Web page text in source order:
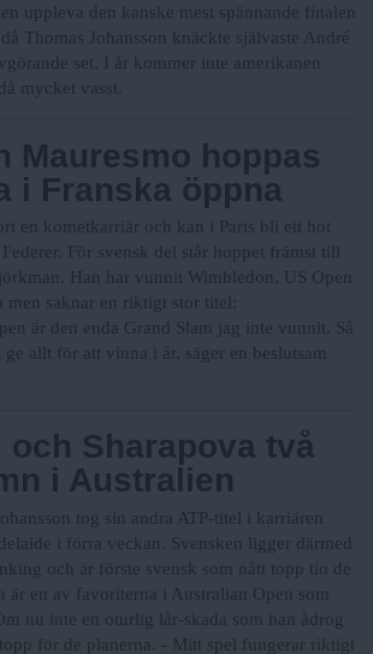
uppleva den kanske mest spännande finalen
Thomas Johansson knäckte självaste André
set. I år kommer inte amerikanen
mycket vasst.
Mauresmo hoppas
i Franska öppna
en kometkarriär och kan i Paris bli ett hot
För svensk del står hoppet främst till
Han har vunnit Wimbledon, US Open
saknar en riktigt stor titel:
är den enda Grand Slam jag inte vunnit. Så
allt för att vinna i år, säger en beslutsam
och Sharapova två
i Australien
tog sin andra ATP-titel i karriären
i förra veckan. Svensken ligger därmed
och är förste svensk som nått topp tio de
är en av favoriterna i Australian Open som
nu inte en oturlig lår-skada som han ådrog
för de planerna.
- Mitt spel fungerar riktigt